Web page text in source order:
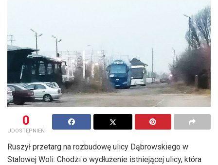
0
UDOSTĘPNIEŃ
Ruszył przetarg na rozbudowę ulicy Dąbrowskiego w
Stalowej Woli. Chodzi o wydłużenie istniejącej ulicy, która